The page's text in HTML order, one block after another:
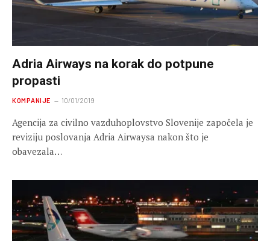
Adria Airways na korak do potpune
propasti
KOMPANIJE 10/01/2019
Agencija za civilno vazduhoplovstvo Slovenije započela je
reviziju poslovanja Adria Airwaysa nakon što je
obavezala…